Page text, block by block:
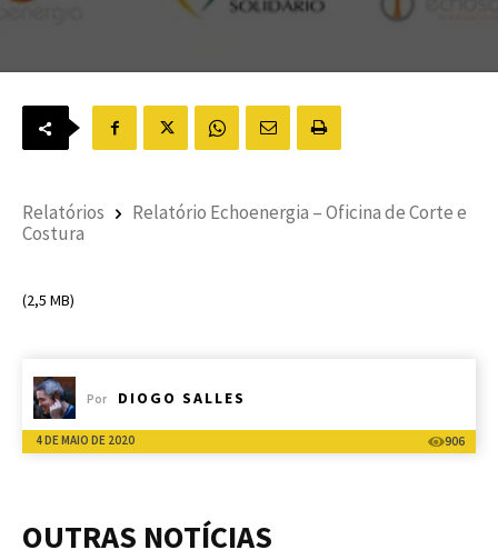
Relatórios
Relatório Echoenergia – Oficina de Corte e
Costura
(2,5 MB)
Por DIOGO SALLES
4 DE MAIO DE 2020 906
OUTRAS NOTÍCIAS